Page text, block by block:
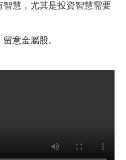
慧，尤其是投資智慧需要
意金屬股。